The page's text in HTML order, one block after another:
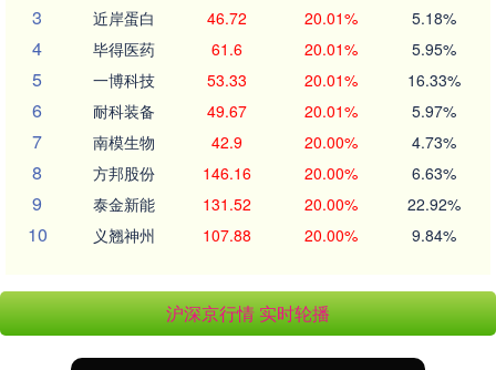
3 近岸蛋白 46.72 20.01% 5.18%
4 毕得医药 61.6 20.01% 5.95%
5 一博科技 53.33 20.01% 16.33%
6 耐科装备 49.67 20.01% 5.97%
7 南模生物 42.9 20.00% 4.73%
8 方邦股份 146.16 20.00% 6.63%
9 泰金新能 131.52 20.00% 22.92%
10 义翘神州 107.88 20.00% 9.84%
沪深京行情 实时轮播